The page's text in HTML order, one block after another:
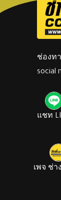
ช่องท
social
แชท
เพจ ช่า